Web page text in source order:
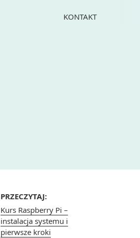
KONTAKT
PRZECZYTAJ:
Kurs Raspberry Pi –
instalacja systemu i
pierwsze kroki